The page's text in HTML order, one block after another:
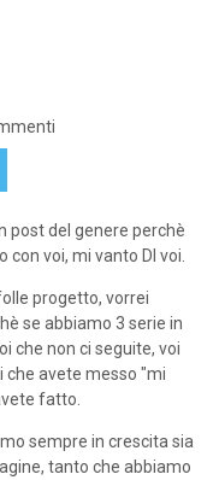
post del genere perchè
voi, mi vanto DI voi.
progetto, vorrei
se abbiamo 3 serie in
che non ci seguite, voi
che avete messo "mi
fatto.
sempre in crescita sia
tanto che abbiamo